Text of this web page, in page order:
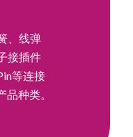
、线弹
接插件
等连接
种类。